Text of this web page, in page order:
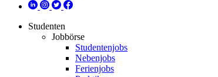
Studenten
Jobbörse
Studentenjobs
Nebenjobs
Ferienjobs